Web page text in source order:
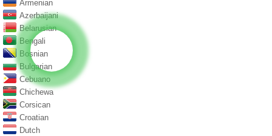
Armenian
Azerbaijani
Belarusian
Bengali
Bosnian
Bulgarian
Cebuano
Chichewa
Corsican
Croatian
Dutch